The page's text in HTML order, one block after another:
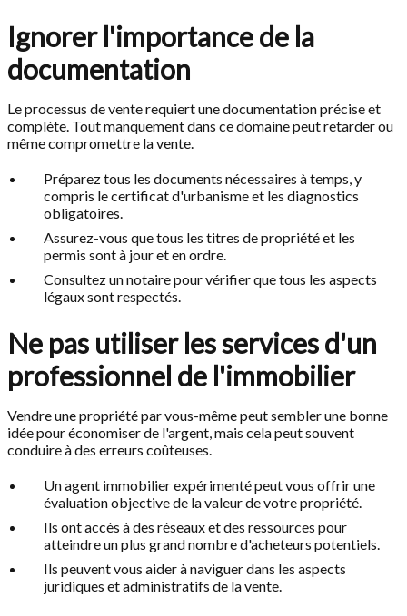
Ignorer l'importance de la
documentation
Le processus de vente requiert une documentation précise et
complète. Tout manquement dans ce domaine peut retarder ou
même compromettre la vente.
Préparez tous les documents nécessaires à temps, y
compris le certificat d'urbanisme et les diagnostics
obligatoires.
Assurez-vous que tous les titres de propriété et les
permis sont à jour et en ordre.
Consultez un notaire pour vérifier que tous les aspects
légaux sont respectés.
Ne pas utiliser les services d'un
professionnel de l'immobilier
Vendre une propriété par vous-même peut sembler une bonne
idée pour économiser de l'argent, mais cela peut souvent
conduire à des erreurs coûteuses.
Un agent immobilier expérimenté peut vous offrir une
évaluation objective de la valeur de votre propriété.
Ils ont accès à des réseaux et des ressources pour
atteindre un plus grand nombre d'acheteurs potentiels.
Ils peuvent vous aider à naviguer dans les aspects
juridiques et administratifs de la vente.